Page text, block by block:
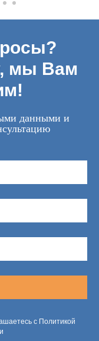
мы Вам
данными и
с Политикой